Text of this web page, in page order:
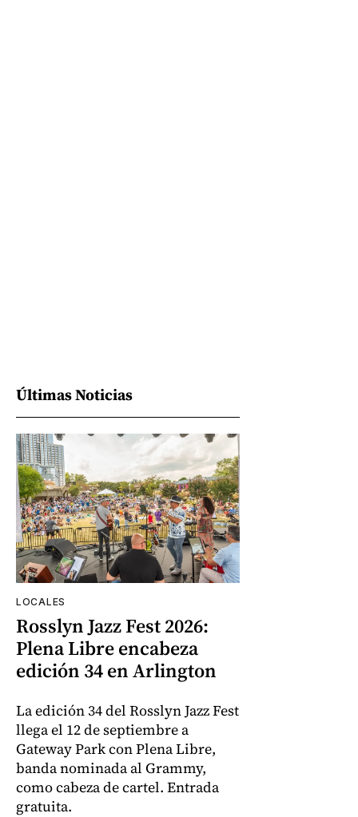
Últimas Noticias
LOCALES
Rosslyn Jazz Fest 2026:
Plena Libre encabeza
edición 34 en Arlington
La edición 34 del Rosslyn Jazz Fest
llega el 12 de septiembre a
Gateway Park con Plena Libre,
banda nominada al Grammy,
como cabeza de cartel. Entrada
gratuita.